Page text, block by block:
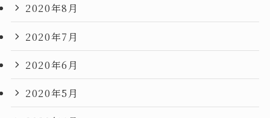
2020年8月
2020年7月
2020年6月
2020年5月